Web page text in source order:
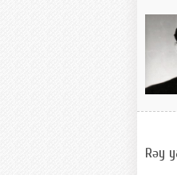
Rəy